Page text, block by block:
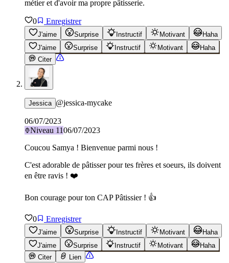
métier et d'avoir ma propre pâtisserie.
0 Enregistrer
J'aime Surprise Instructif Motivant
Haha
J'aime
Surprise Instructif Motivant
Haha
Citer
Jessica @jessica-mycake
06/07/2023
Niveau 1106/07/2023
Coucou Samya ! Bienvenue parmi nous !
C'est adorable de pâtisser pour tes frères et soeurs, ils doivent
en être ravis ! ❤️
Bon courage pour ton CAP Pâtissier ! 👍
0 Enregistrer
J'aime Surprise Instructif Motivant
Haha
J'aime
Surprise Instructif Motivant
Haha
Citer
Lien